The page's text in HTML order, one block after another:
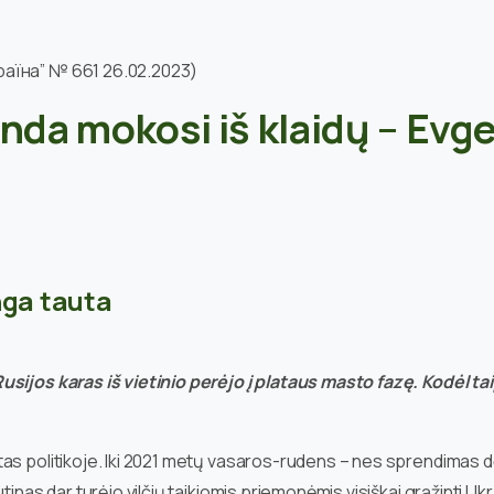
№ 661 26.02.2023)
mokosi iš klaidų –
tauta
karas iš vietinio perėjo į plataus masto fazę. Kodėl
politikoje. Iki 2021 metų vasaros-rudens – nes sprendimas